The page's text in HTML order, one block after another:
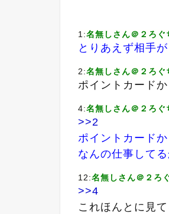
1:名無しさん＠２ろぐ
とりあえず相手
2:名無しさん＠２ろぐ
ポイントカード
4:名無しさん＠２ろぐ
>>2
ポイントカード
なんの仕事して
12:名無しさん＠２ろ
>>4
これほんとに見